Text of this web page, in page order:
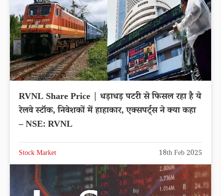
RVNL Share Price | धड़ाधड़ पटरी से फिसल रहा है ये
रेलवे स्टॉक, निवेशकों में हाहाकार, एक्सपर्ट्स ने क्या कहा
– NSE: RVNL
Stock Market 18th Feb 2025